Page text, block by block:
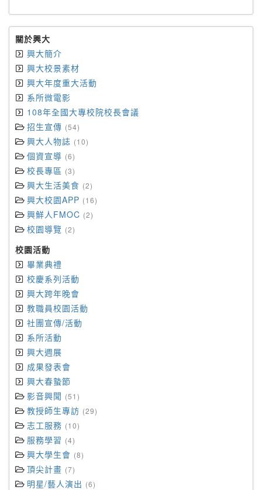
關於興大
興大簡介
興大校景素材
興大年度重大活動
系所微電影
108年全國大專校院校長會議
招生宣傳 (54)
興大人物誌 (10)
個資宣導 (6)
校長專區 (3)
興大生活美食 (2)
興大校園APP (16)
興鮮人FMOC (2)
校園導覽 (2)
校園活動
畢業典禮
校慶系列活動
興大跨年晚會
教職員校園活動
社團宣傳/活動
系所活動
興大週展
成果發表會
興大春蟄節
影音興聞 (51)
教授師生專訪 (29)
志工服務 (10)
服務學習 (4)
興大學生會 (8)
頂尖計畫 (7)
明星/藝人演出 (6)